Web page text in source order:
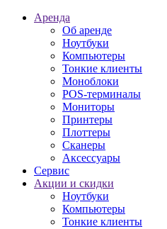
Аренда
Об аренде
Ноутбуки
Компьютеры
Тонкие клиенты
Моноблоки
POS-терминалы
Мониторы
Принтеры
Плоттеры
Сканеры
Аксессуары
Сервис
Акции и скидки
Ноутбуки
Компьютеры
Тонкие клиенты